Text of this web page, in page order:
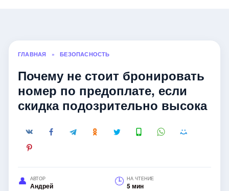
ГЛАВНАЯ » БЕЗОПАСНОСТЬ
Почему не стоит бронировать
номер по предоплате, если
скидка подозрительно высока
АВТОР
Андрей
НА ЧТЕНИЕ
5 мин